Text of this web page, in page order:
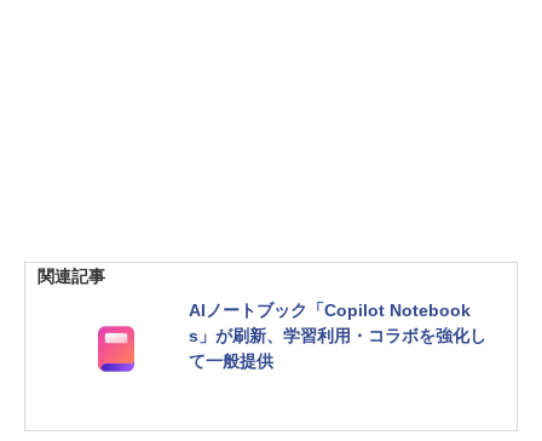
関連記事
AIノートブック「Copilot Notebook
s」が刷新、学習利用・コラボを強化し
て一般提供